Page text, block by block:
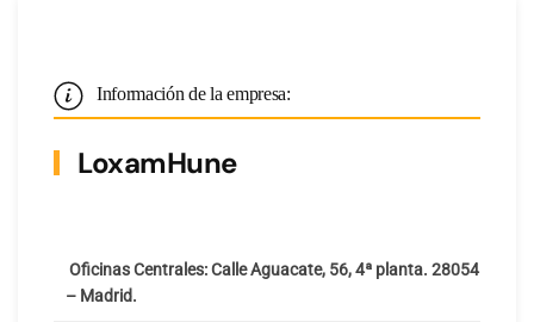
Información de la empresa:
LoxamHune
Oficinas Centrales: Calle Aguacate, 56, 4ª planta. 28054
– Madrid.